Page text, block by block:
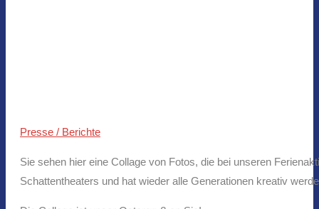
Presse / Berichte
Sie sehen hier eine Collage von Fotos, die bei unseren
Schattentheaters und hat wieder alle Generationen kreativ